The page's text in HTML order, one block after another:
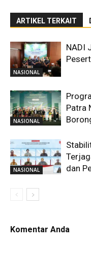
ARTIKEL TERKAIT
NASIONAL
NADI
NASIONAL
Patra
NASIONAL
dan
Komentar Anda